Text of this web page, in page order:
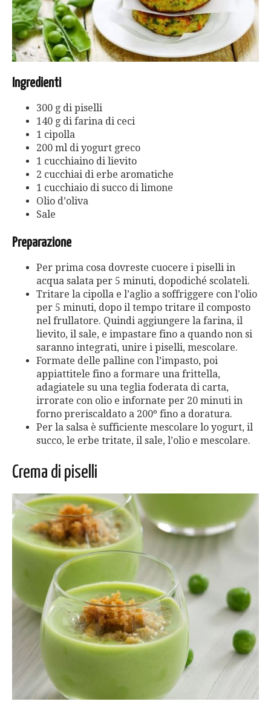
Ingredienti
300 g di piselli
140 g di farina di ceci
1 cipolla
200 ml di yogurt greco
1 cucchiaino di lievito
2 cucchiai di erbe aromatiche
1 cucchiaio di succo di limone
Olio d’oliva
Sale
Preparazione
Per prima cosa dovreste cuocere i piselli in
acqua salata per 5 minuti, dopodiché scolateli.
Tritare la cipolla e l’aglio a soffriggere con l’olio
per 5 minuti, dopo il tempo tritare il composto
nel frullatore. Quindi aggiungere la farina, il
lievito, il sale, e impastare fino a quando non si
saranno integrati, unire i piselli, mescolare.
Formate delle palline con l’impasto, poi
appiattitele fino a formare una frittella,
adagiatele su una teglia foderata di carta,
irrorate con olio e infornate per 20 minuti in
forno preriscaldato a 200º fino a doratura.
Per la salsa è sufficiente mescolare lo yogurt, il
succo, le erbe tritate, il sale, l’olio e mescolare.
Crema di piselli